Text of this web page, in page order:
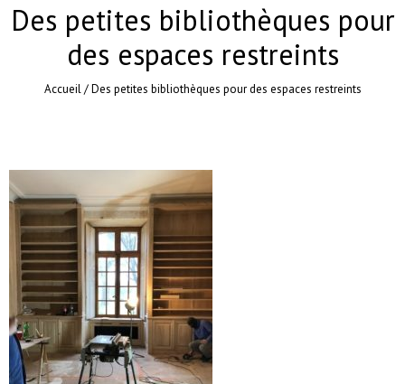
Des petites bibliothèques pour
des espaces restreints
Accueil/Des petites bibliothèques pour des espaces restreints